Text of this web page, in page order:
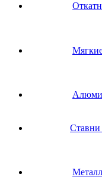
Ставни